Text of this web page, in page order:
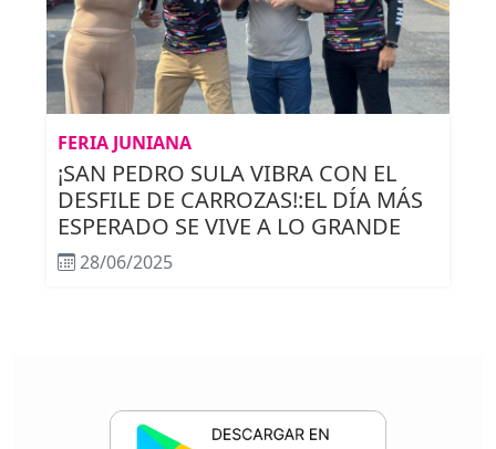
FERIA JUNIANA
¡SAN PEDRO SULA VIBRA CON EL
DESFILE DE CARROZAS!:EL DÍA MÁS
ESPERADO SE VIVE A LO GRANDE
28/06/2025